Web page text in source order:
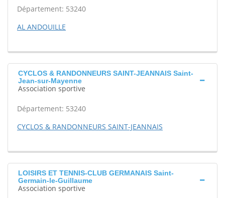
Département: 53240
AL ANDOUILLE
CYCLOS & RANDONNEURS SAINT-JEANNAIS Saint-
Jean-sur-Mayenne
Association sportive
Département: 53240
CYCLOS & RANDONNEURS SAINT-JEANNAIS
LOISIRS ET TENNIS-CLUB GERMANAIS Saint-
Germain-le-Guillaume
Association sportive